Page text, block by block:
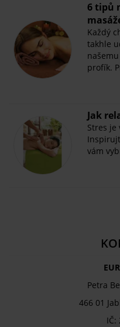
6 tipů
Každý
takhle
profík.
Jak
Stres je
vám
Petra
466 01
IČ: